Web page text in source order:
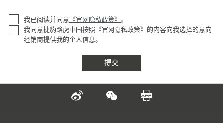
我已阅读并同意 《官网隐私政策》 。
我同意捷豹路虎中国按照《官网隐私政策》的内容向我选择的意向
经销商提供我的个人信息。